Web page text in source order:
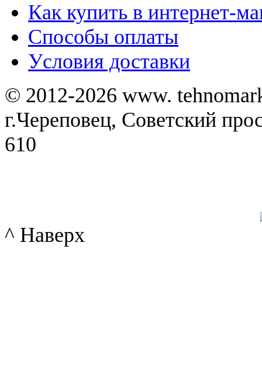
Как купить в интернет-
Способы оплаты
Уcловия доставки
© 2012-2026 www.
г.Череповец, Советский
610
^ Наверх